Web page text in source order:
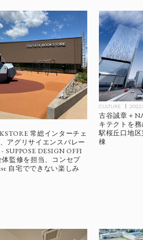
常総インターチェ
アグリサイエンスバレー
SUPPOSE DESIGN OFFI
監修を担当、コンセプ
自宅でできない楽しみ
CULTURE
古谷誠章＋
キテクトを
駅桜丘口地
棟